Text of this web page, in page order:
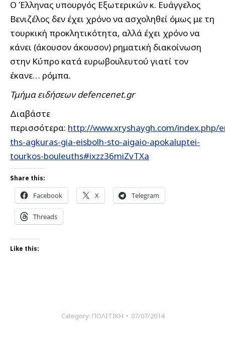
Ο Έλληνας υπουργός Εξωτερικών κ. Ευάγγελος
Βενιζέλος δεν έχει χρόνο να ασχοληθεί όμως με τη
τουρκική προκλητικότητα, αλλά έχει χρόνο να
κάνει (άκουσον άκουσον) ρηματική διακοίνωση
στην Κύπρο κατά ευρωβουλευτού γιατί τον
έκανε… ρόμπα.
Τμήμα ειδήσεων defencenet.gr
Διαβάστε
περισσότερα: http://www.xryshaygh.com/index.php/
ths-agkuras-gia-eisbolh-sto-aigaio-apokaluptei-
tourkos-bouleuths#ixzz36miZvTXa
Share this:
Facebook X Telegram
Threads
Like this:
Category: ΠΟΛΙΤΙΚΗ 07/07/2014